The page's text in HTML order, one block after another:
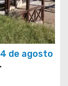
de agosto